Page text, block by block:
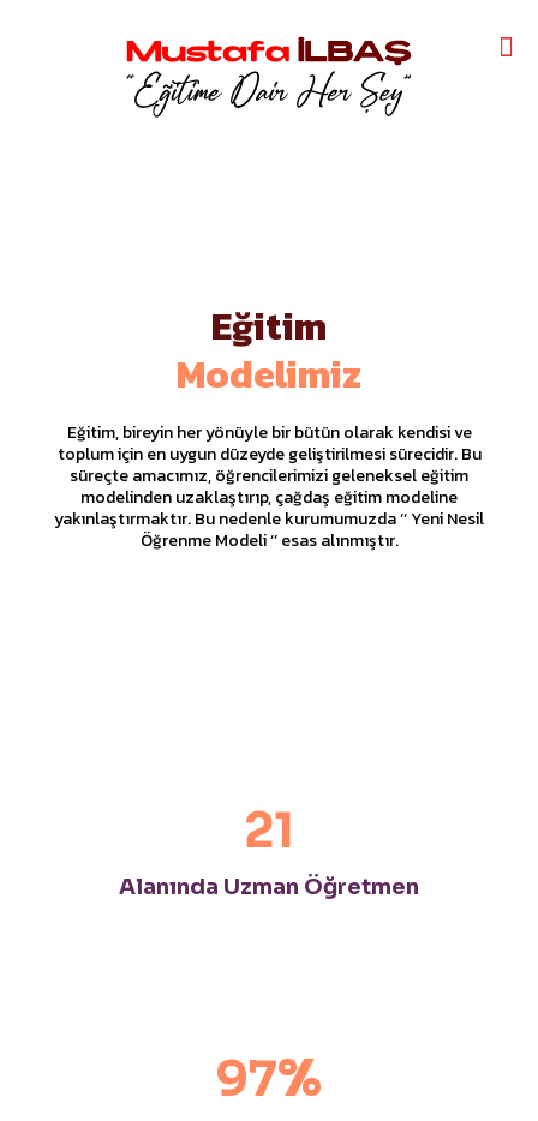
Eğitim
Modelimiz
Eğitim, bireyin her yönüyle bir bütün olarak kendisi ve
toplum için en uygun düzeyde geliştirilmesi sürecidir. Bu
süreçte amacımız, öğrencilerimizi geleneksel eğitim
modelinden uzaklaştırıp, çağdaş eğitim modeline
yakınlaştırmaktır. Bu nedenle kurumumuzda ‘’ Yeni Nesil
Öğrenme Modeli ‘’ esas alınmıştır.
21
Alanında Uzman Öğretmen
97%